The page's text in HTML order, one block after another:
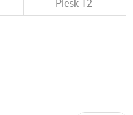
Plesk 12